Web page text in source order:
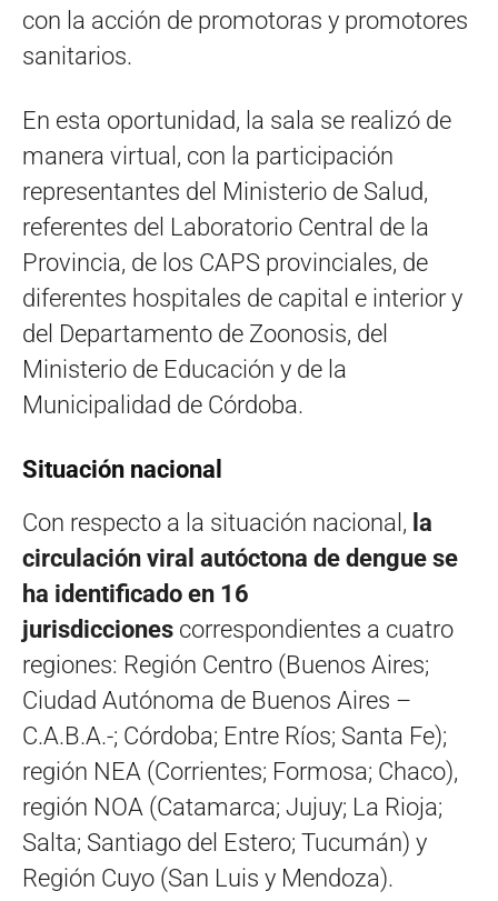
con la acción de promotoras y promotores
sanitarios.
En esta oportunidad, la sala se realizó de
manera virtual, con la participación
representantes del Ministerio de Salud,
referentes del Laboratorio Central de la
Provincia, de los CAPS provinciales, de
diferentes hospitales de capital e interior y
del Departamento de Zoonosis, del
Ministerio de Educación y de la
Municipalidad de Córdoba.
Situación nacional
Con respecto a la situación nacional, la
circulación viral autóctona de dengue se
ha identificado en 16
jurisdicciones correspondientes a cuatro
regiones: Región Centro (Buenos Aires;
Ciudad Autónoma de Buenos Aires –
C.A.B.A.-; Córdoba; Entre Ríos; Santa Fe);
región NEA (Corrientes; Formosa; Chaco),
región NOA (Catamarca; Jujuy; La Rioja;
Salta; Santiago del Estero; Tucumán) y
Región Cuyo (San Luis y Mendoza).